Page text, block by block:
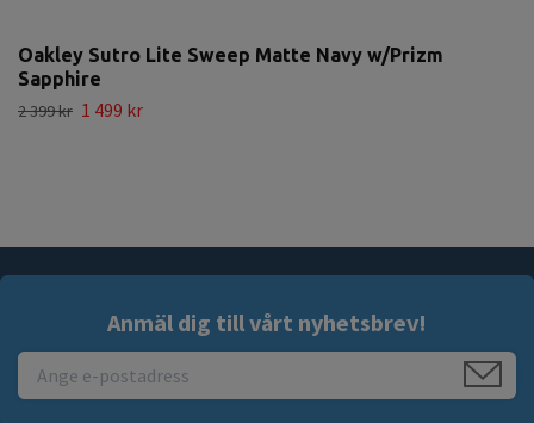
Oakley Sutro Lite Sweep Matte Navy w/Prizm
Sapphire
2 399 kr 1 499 kr
Anmäl dig till vårt nyhetsbrev!